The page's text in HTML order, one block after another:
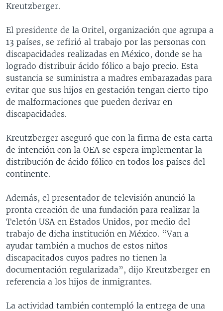
Kreutzberger.
El presidente de la Oritel, organización que agrupa a
13 países, se refirió al trabajo por las personas con
discapacidades realizadas en México, donde se ha
logrado distribuir ácido fólico a bajo precio. Esta
sustancia se suministra a madres embarazadas para
evitar que sus hijos en gestación tengan cierto tipo
de malformaciones que pueden derivar en
discapacidades.
Kreutzberger aseguró que con la firma de esta carta
de intención con la OEA se espera implementar la
distribución de ácido fólico en todos los países del
continente.
Además, el presentador de televisión anunció la
pronta creación de una fundación para realizar la
Teletón USA en Estados Unidos, por medio del
trabajo de dicha institución en México. “Van a
ayudar también a muchos de estos niños
discapacitados cuyos padres no tienen la
documentación regularizada”, dijo Kreutzberger en
referencia a los hijos de inmigrantes.
La actividad también contempló la entrega de una